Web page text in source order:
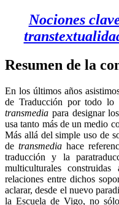
Nociones
Resumen de la
En los últimos años
de Traducción por todo
transmedia para designar
usa tanto más de un medio
Más allá del simple uso de
de transmediahace
traducción y la
multiculturales
relaciones entre dichos
aclarar, desde el nuevo
la Escuela de Vigo, no